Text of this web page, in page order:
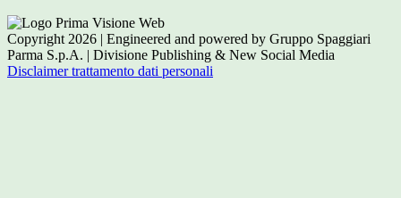
Copyright 2026 | Engineered and powered by Gruppo Spaggiari
Parma S.p.A. | Divisione Publishing & New Social Media
Disclaimer trattamento dati personali